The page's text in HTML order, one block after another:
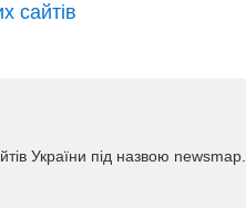
сайтів
України під назвою newsmap.